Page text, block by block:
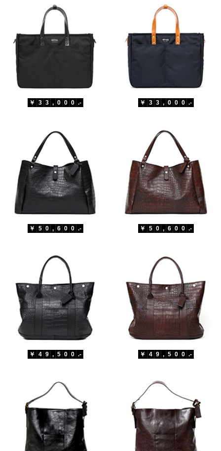
￥ 3 3 , 0 0 0 .- ￥ 3 3 , 0 0 0 .-
￥ 5 0 , 6 0 0 .- ￥ 5 0 , 6 0 0 .-
￥ 4 9 , 5 0 0 .- ￥ 4 9 , 5 0 0 .-